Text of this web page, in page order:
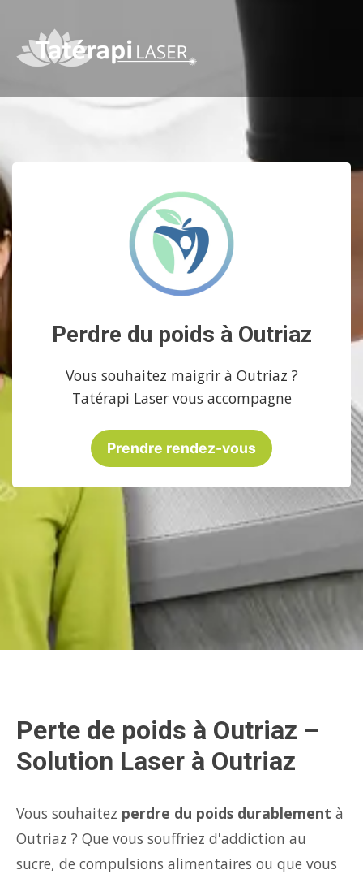
Perdre du poids à Outriaz
Vous souhaitez maigrir à Outriaz ?
Tatérapi Laser vous accompagne
Prendre rendez-vous
Perte de poids à Outriaz –
Solution Laser à Outriaz
Vous souhaitez perdre du poids durablement à
Outriaz ? Que vous souffriez d'addiction au
sucre, de compulsions alimentaires ou que vous